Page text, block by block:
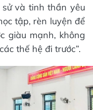
và tinh thần yêu
tập, rèn luyện để
giàu mạnh, không
thế hệ đi trước”.